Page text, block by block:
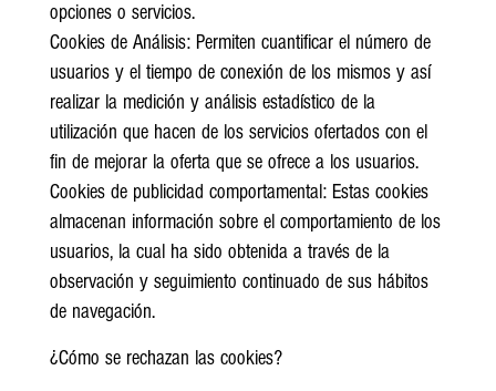
opciones o servicios.
Cookies de Análisis: Permiten cuantificar el número de
usuarios y el tiempo de conexión de los mismos y así
realizar la medición y análisis estadístico de la
utilización que hacen de los servicios ofertados con el
fin de mejorar la oferta que se ofrece a los usuarios.
Cookies de publicidad comportamental: Estas cookies
almacenan información sobre el comportamiento de los
usuarios, la cual ha sido obtenida a través de la
observación y seguimiento continuado de sus hábitos
de navegación.
¿Cómo se rechazan las cookies?